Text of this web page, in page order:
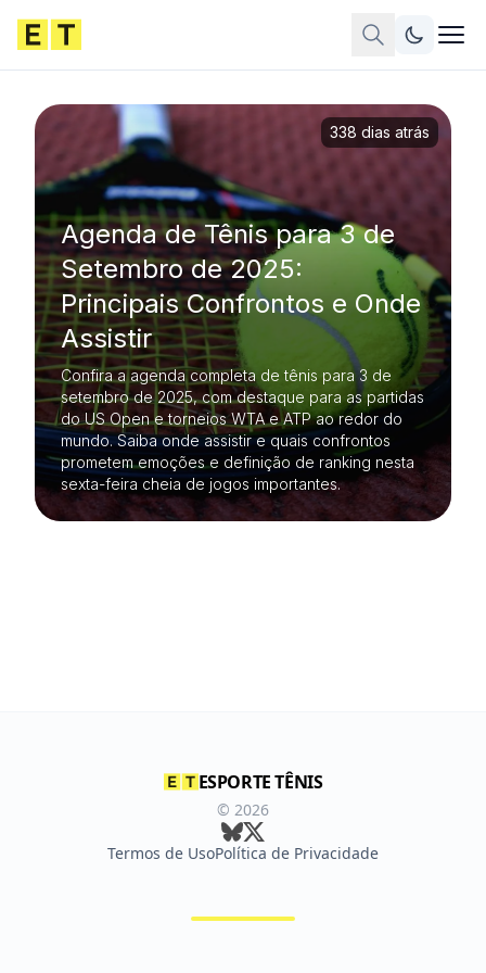
Agenda de Tênis para 3 de
Setembro de 2025:
Principais Confrontos e Onde
Assistir
Confira a agenda completa de tênis para 3 de
setembro de 2025, com destaque para as partidas
do US Open e torneios WTA e ATP ao redor do
mundo. Saiba onde assistir e quais confrontos
prometem emoções e definição de ranking nesta
sexta-feira cheia de jogos importantes.
338 dias atrás
ESPORTE TÊNIS
© 2026
Termos de UsoPolítica de Privacidade